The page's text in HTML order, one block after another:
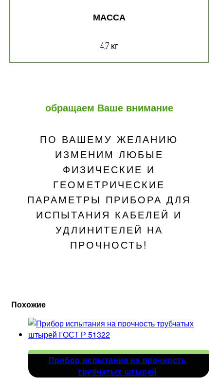
МАССА
4,7 кг
обращаем Ваше внимание
ПО ВАШЕМУ ЖЕЛАНИЮ
ИЗМЕНИМ ЛЮБЫЕ
ФИЗИЧЕСКИЕ И
ГЕОМЕТРИЧЕСКИЕ
ПАРАМЕТРЫ ПРИБОРА ДЛЯ
ИСПЫТАНИЯ КАБЕЛЕЙ И
УДЛИНИТЕЛЕЙ НА
ПРОЧНОСТЬ!
Похожие
Прибор испытания на прочность
трубчатых штырей